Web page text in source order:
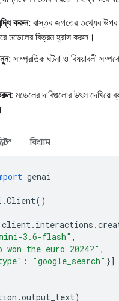
করুন: বাস্তব জগতের তথ্যের উপর
মডেলের বিভ্রম হ্রাস করুন।
সাম্প্রতিক ঘটনা ও বিষয়াবলী
মডেলের দাবিগুলোর উৎস দেখিয়ে
বিশ্রাম
genai
.Client()
client. interactions .
3.6-flash" ,
won the euro 2024?" ,
: "google_search" }]
.output_text)